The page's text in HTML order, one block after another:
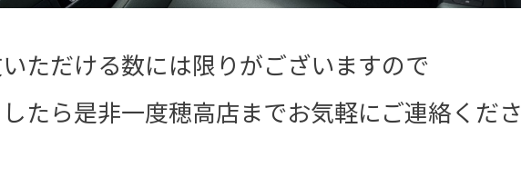
ただける数には限りがございますので
たら是非一度穂高店までお気軽にご連絡くださ